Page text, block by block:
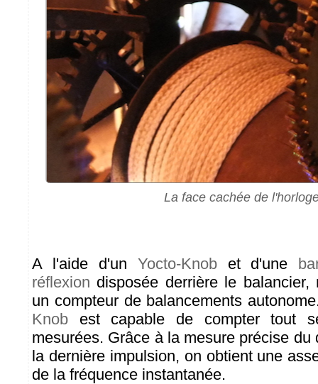
La face cachée de
A l'aide d'un Yocto-Knobet d'une
réflexion disposée derrière le balancier,
un compteur de balancements
Knob est capable de compter tout
mesurées. Grâce à la mesure précise du
la dernière impulsion, on obtient une
de la fréquence instantanée.